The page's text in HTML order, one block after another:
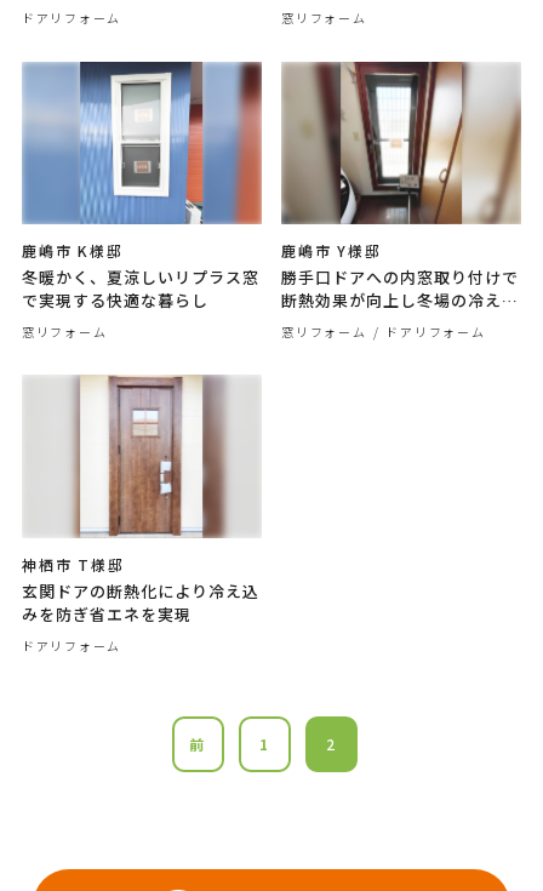
ドアリフォーム 窓リフォーム
鹿嶋市 K様邸
冬暖かく、夏涼しいリプラス窓
で実現する快適な暮らし
窓リフォーム
鹿嶋市 Y様邸
勝手口ドアへの内窓取り付けで
断熱効果が向上し冬場の冷え込
みを防ぐ
窓リフォーム ドアリフォーム
神栖市 T様邸
玄関ドアの断熱化により冷え込
みを防ぎ省エネを実現
ドアリフォーム
前 1 2